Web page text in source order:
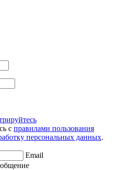
с правилами пользования
персональных данных.
Email